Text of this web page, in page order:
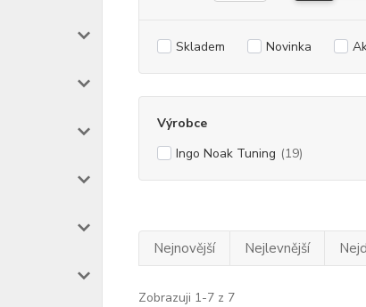
Skladem Novinka
Výrobce
Ingo Noak Tuning (19)
Nejnovější Nejlevnější
Zobrazuji 1-7 z 7